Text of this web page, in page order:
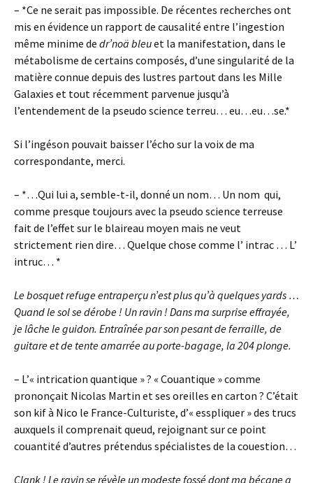
– *Ce ne serait pas impossible. De récentes recherches ont
mis en évidence un rapport de causalité entre l’ingestion
même minime de dr’noä bleuet la manifestation, dans le
métabolisme de certains composés, d’une singularité de la
matière connue depuis des lustres partout dans les Mille
Galaxies et tout récemment parvenue jusqu’à
l’entendement de la pseudo science terreu… eu…eu…se.*
Si l’ingéson pouvait baisser l’écho sur la voix de ma
correspondante, merci.
– *…Qui lui a, semble-t-il, donné un nom… Un nom qui,
comme presque toujours avec la pseudo science terreuse
fait de l’effet sur le blaireau moyen mais ne veut
strictement rien dire… Quelque chose comme l’ intrac … L’
intruc… *
Le bosquet refuge entraperçu n’est plus qu’à quelques yards …
Quand le sol se dérobe ! Un ravin ! Dans ma surprise effrayée,
je lâche le guidon. Entraînée par son pesant de ferraille, de
guitare et de tente amarrée au porte-bagage, la 204 plonge.
– L’« intrication quantique » ? « Couantique » comme
prononçait Nicolas Martin et ses oreilles en carton ? C’était
son kif à Nico le France-Culturiste, d’« esspliquer » des trucs
auxquels il comprenait queud, rejoignant sur ce point
couantité d’autres prétendus spécialistes de la couestion…
Clank ! Le ravin se révèle un modeste fossé dont ma bécane a